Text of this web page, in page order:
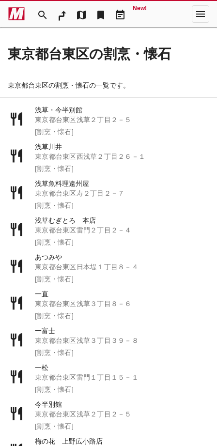
search map bookmark event_note
New! menu
東京都台東区の割烹・懐石
東京都台東区の割烹・懐石の一覧です。
浅草・今半別館
東京都台東区浅草２丁目２－５
[割烹・懐石]
浅草川井
東京都台東区西浅草２丁目２６－１
[割烹・懐石]
浅草魚料理遠州屋
東京都台東区寿２丁目２－７
[割烹・懐石]
浅草むぎとろ 本店
東京都台東区雷門２丁目２－４
[割烹・懐石]
あつみや
東京都台東区日本堤１丁目８－４
[割烹・懐石]
一直
東京都台東区浅草３丁目８－６
[割烹・懐石]
一富士
東京都台東区浅草３丁目３９－８
[割烹・懐石]
一松
東京都台東区雷門１丁目１５－１
[割烹・懐石]
今半別館
東京都台東区浅草２丁目２－５
[割烹・懐石]
梅の花 上野広小路店